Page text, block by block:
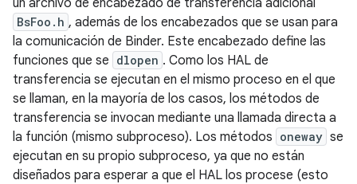
un archivo de encabezado de transferencia adicional
BsFoo.h , además de los encabezados que se usan para
la comunicación de Binder. Este encabezado define las
funciones que se dlopen . Como los HAL de
transferencia se ejecutan en el mismo proceso en el que
se llaman, en la mayoría de los casos, los métodos de
transferencia se invocan mediante una llamada directa a
la función (mismo subproceso). Los métodos oneway se
ejecutan en su propio subproceso, ya que no están
diseñados para esperar a que el HAL los procese (esto